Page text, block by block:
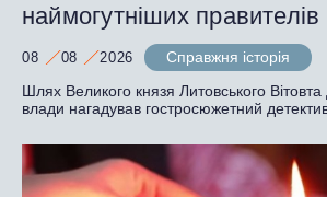
наймогутніших
08 08 2026
Справжня історія
Шлях Великого князя Литовського
влади нагадував гостросюжетний